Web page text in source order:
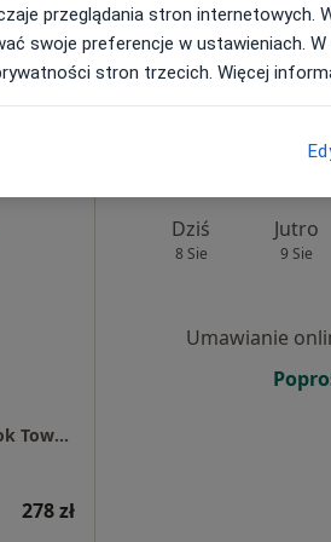
Centrum Medyczne enel-med - Oddział Widok Towers
278 zł
Dziś
8 Sie
Jutro
9 Sie
Umawianie
przeglądania stron internetowych.
swoje preferencje w ustawieniach.
stron trzecich. Więcej